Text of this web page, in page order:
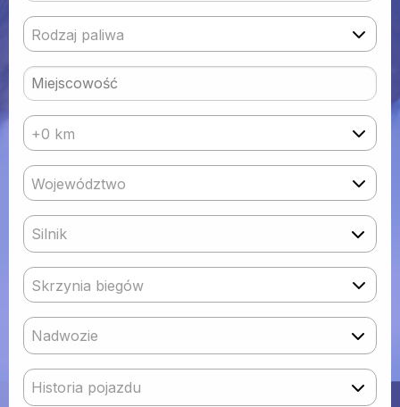
Rodzaj paliwa
+0 km
Województwo
Silnik
Skrzynia biegów
Nadwozie
Historia pojazdu